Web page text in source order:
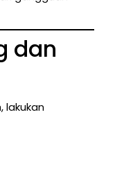
dan
lakukan